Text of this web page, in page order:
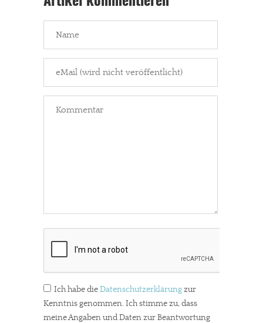
Dir gefällt unsere Arbeit?
stark zurückgegangen.
Solltest Du unsere unabhängige Berichterstattung schätzen,
Ich habe dieDatenschutzerklärungzur
Kenntnis genommen. Ich stimme zu, dass
meine Angaben und Daten zur Beantwortung